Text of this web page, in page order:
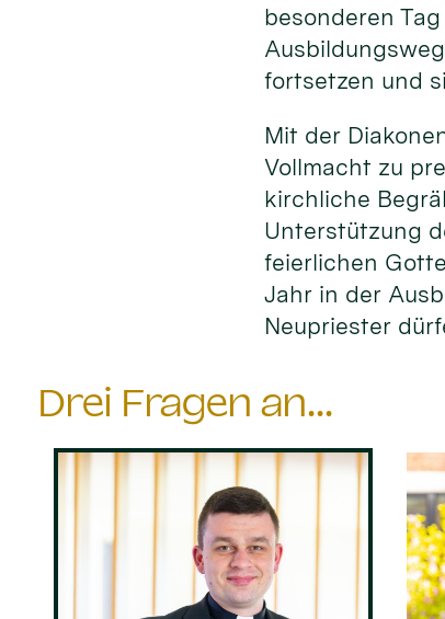
besonderen
fortsetzen und
Mit der
Vollmacht zu
kirchliche
Unterstützung
feierlichen
Jahr in der
Neupriester
Drei Fragen an...